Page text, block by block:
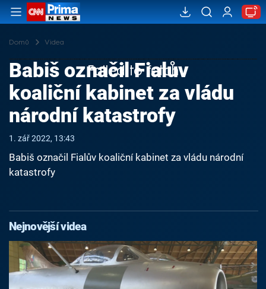
Domů Videa
Failed to fetch
Babiš označil Fialův
koaliční kabinet za vládu
národní katastrofy
1. zář 2022, 13:43
Babiš označil Fialův koaliční kabinet za vládu národní
katastrofy
Nejnovější videa